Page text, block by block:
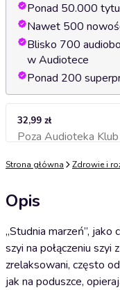
Ponad 50.000
Nawet 500
Blisko 700
w Audiotece
Ponad 200
32,99 zł
Poza Audioteka Klub
Strona główna Zdrowie i
Opis
,,Studnia marzeń”, jako
szyi na połączeniu szyi
zrelaksowani, często
jak na poduszce,